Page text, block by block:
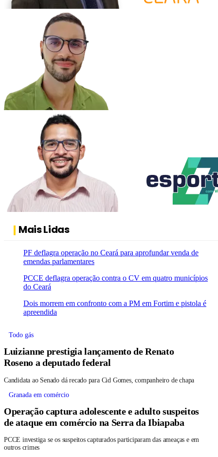
Mais Lidas
PF deflagra operação no Ceará para aprofundar venda de
emendas parlamentares
PCCE deflagra operação contra o CV em quatro municípios
do Ceará
Dois morrem em confronto com a PM em Fortim e pistola é
apreendida
Todo gás
Luizianne prestigia lançamento de Renato
Roseno a deputado federal
Candidata ao Senado dá recado para Cid Gomes, companheiro de chapa
Granada em comércio
Operação captura adolescente e adulto suspeitos
de ataque em comércio na Serra da Ibiapaba
PCCE investiga se os suspeitos capturados participaram das ameaças e em
outros crimes